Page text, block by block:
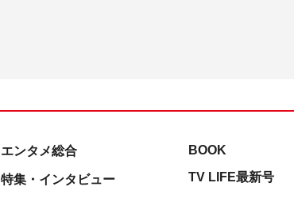
エンタメ総合
特集・インタビュー
BOOK
TV LIFE最新号